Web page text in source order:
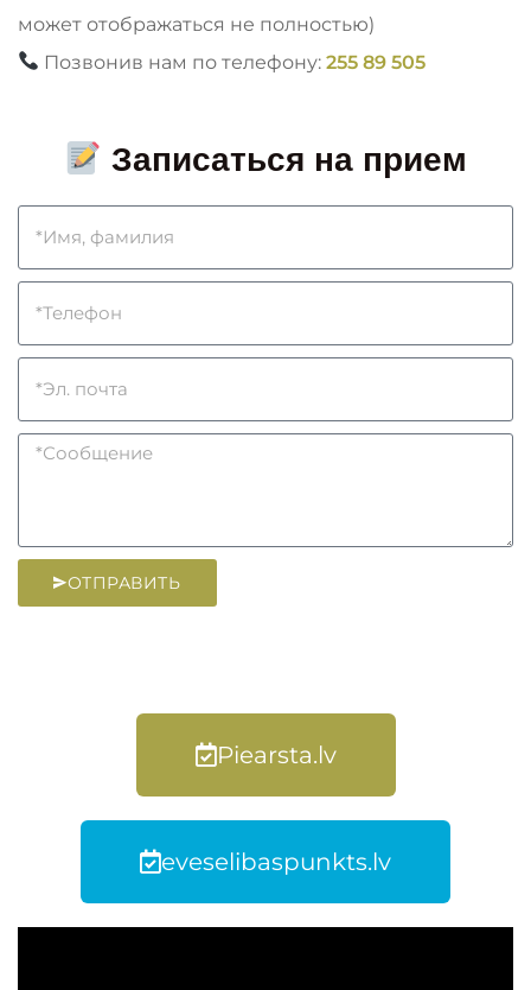
может отображаться не полностью)
Позвонив нам по телефону:255 89 505
Записаться на прием
ОТПРАВИТЬ
Piearsta.lv
eveselibaspunkts.lv